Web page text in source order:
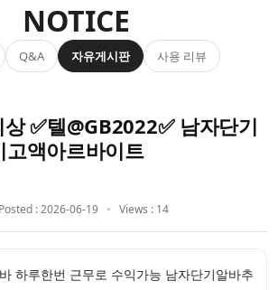
NOTICE
Q&A 자유게시판 사용 리뷰
✅텔@GB2022✅ 남자단기
고액아르바이트
: 2026-06-19 Views : 14
하루한번 근무로 수익가능 남자단기알바추